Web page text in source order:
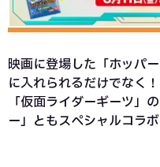
映画に登場した「ホッパ
に入れられるだけでなく！
「仮面ライダーギーツ」
ー」ともスペシャルコラボ